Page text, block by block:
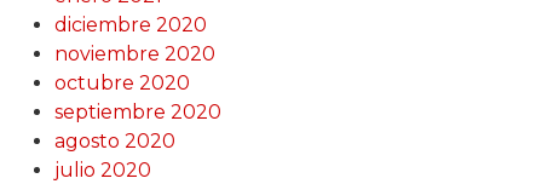
diciembre 2020
noviembre 2020
octubre 2020
septiembre 2020
agosto 2020
julio 2020